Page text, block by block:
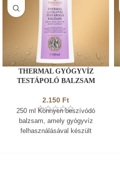
THERMAL GYÓGYVÍZ
TESTÁPOLÓ BALZSAM
2.150 Ft
250 ml Könnyen beszívódó
balzsam, amely gyógyvíz
felhasználásával készült